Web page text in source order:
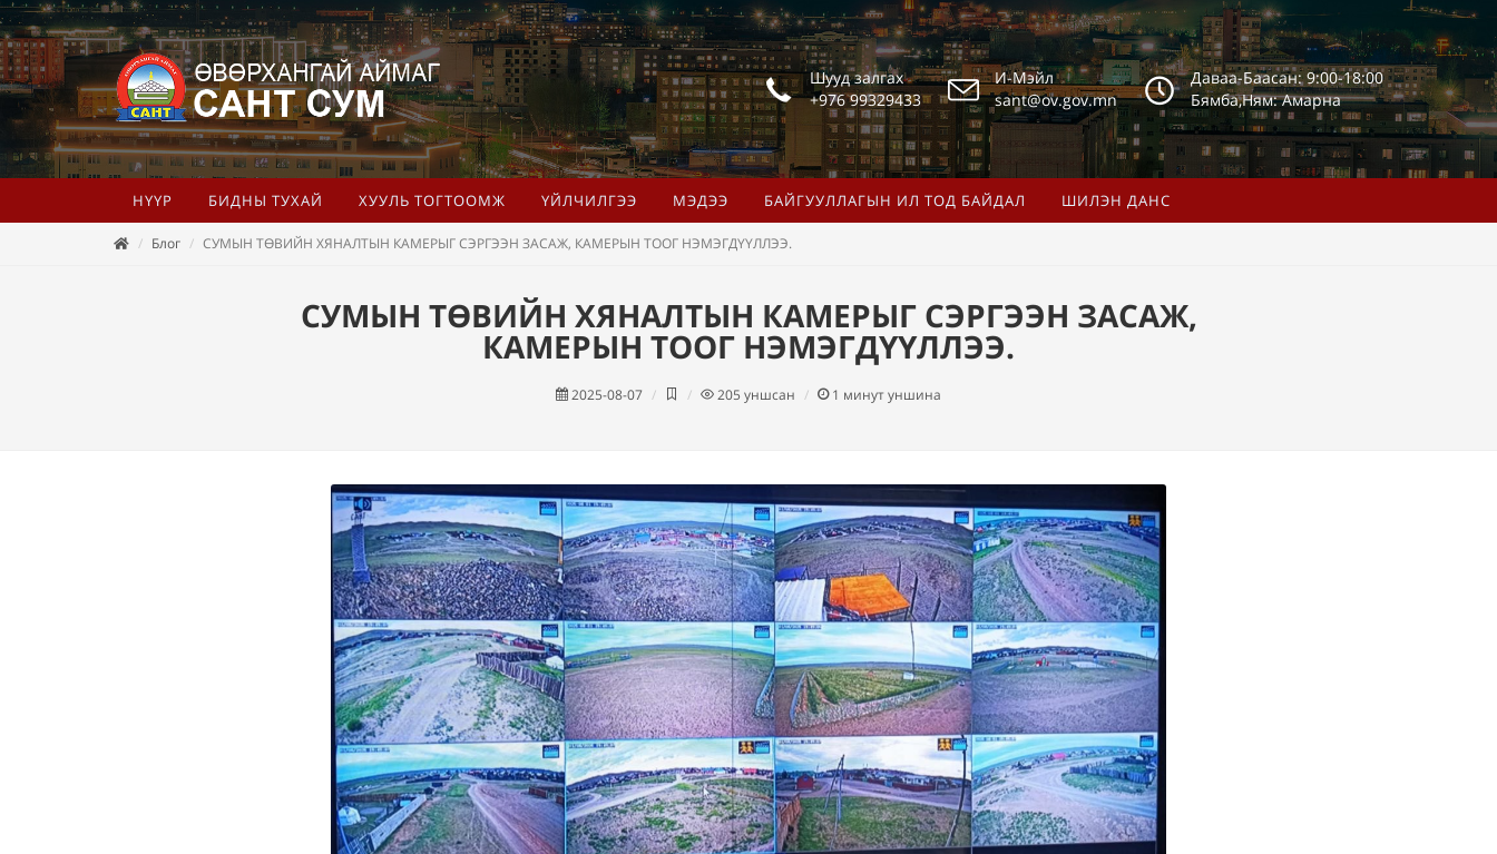
Шууд залгах
+976 99329433
И-Мэйл
sant@ov.gov.mn
Даваа-Баасан: 9:00-18:00
Бямба,Ням: Амарна
НҮҮР БИДНЫ ТУХАЙ ХУУЛЬ ТОГТООМЖ ҮЙЛЧИЛГЭЭ МЭДЭЭ БАЙГУУЛЛАГЫН ИЛ ТОД БАЙДАЛ ШИЛЭН ДАНС
Блог СУМЫН ТӨВИЙН ХЯНАЛТЫН КАМЕРЫГ СЭРГЭЭН ЗАСАЖ, КАМЕРЫН ТООГ НЭМЭГДҮҮЛЛЭЭ.
СУМЫН ТӨВИЙН ХЯНАЛТЫН КАМЕРЫГ СЭРГЭЭН ЗАСАЖ,
КАМЕРЫН ТООГ НЭМЭГДҮҮЛЛЭЭ.
2025-08-07 205 уншсан 1 минут уншина